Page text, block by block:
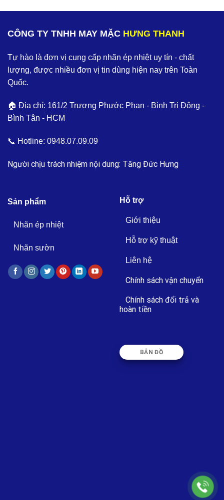
CÔNG TY TNHH MAY MẶC HƯNG THANH
Tự hào là đơn vị cung cấp nhãn ép nhiệt uy tín - chất
lượng, được nhiều đơn vị tin dùng hiện nay trên Toàn
Quốc.
🏠 Địa chỉ: 161/2 Trương Phước Phan - Bình Trị Đông -
Bình Tân - HCM
📞 Hotline: 0948.07.09.09
Người chịu trách nhiệm nội dung: Tăng Đức Hưng
Sản phẩm
Nhãn ép nhiệt
Nhãn sườn
Hỗ trợ
Giới thiệu
Hỗ trợ kỹ thuật
Liên hệ
Chính sách vận chuyển
Chính sách đổi trả và
hoàn tiền
BẢN ĐỒ